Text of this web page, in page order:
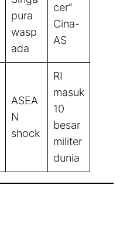
pura
wasp
ada
cer”
Cina-
AS
ASEA
N
shock
RI
masuk
10
besar
militer
dunia